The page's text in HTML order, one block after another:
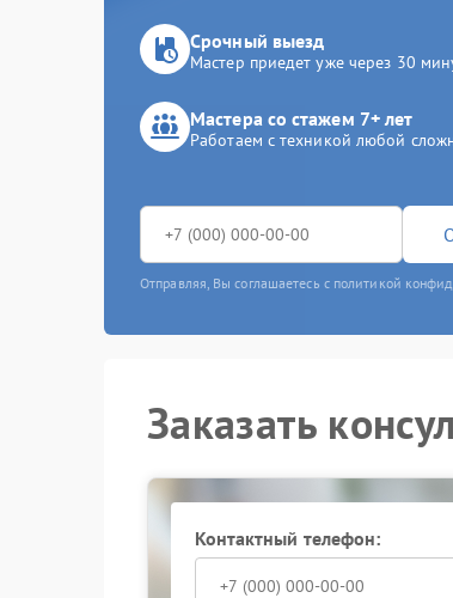
Срочный выезд
Мастер приедет уже через 30
Мастера со стажем 7+ лет
Работаем с техникой любой
Отправляя, Вы соглашаетесь с политикой
Заказать
Контактный телефон: